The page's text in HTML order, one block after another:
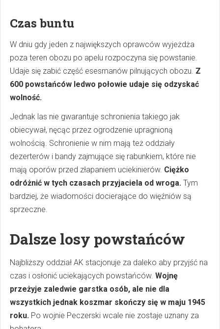
Czas buntu
W dniu gdy jeden z największych oprawców wyjeżdża
poza teren obozu po apelu rozpoczyna się powstanie.
Udaje się zabić część esesmanów pilnujących obozu. Z
600 powstańców ledwo połowie udaje się odzyskać
wolność.
Jednak las nie gwarantuje schronienia takiego jak
obiecywał, nęcąc przez ogrodzenie upragnioną
wolnością. Schronienie w nim mają też oddziały
dezerterów i bandy zajmujące się rabunkiem, które nie
mają oporów przed złapaniem uciekinierów. Ciężko
odróżnić w tych czasach przyjaciela od wroga. Tym
bardziej, że wiadomości docierające do więźniów są
sprzeczne.
Dalsze losy powstańców
Najbliższy oddział AK stacjonuje za daleko aby przyjść na
czas i osłonić uciekających powstańców. Wojnę
przeżyje zaledwie garstka osó b, ale nie dla
wszystkich jednak koszmar skończy się w maju 1945
roku. Po wojnie Peczerski wcale nie zostaje uznany za